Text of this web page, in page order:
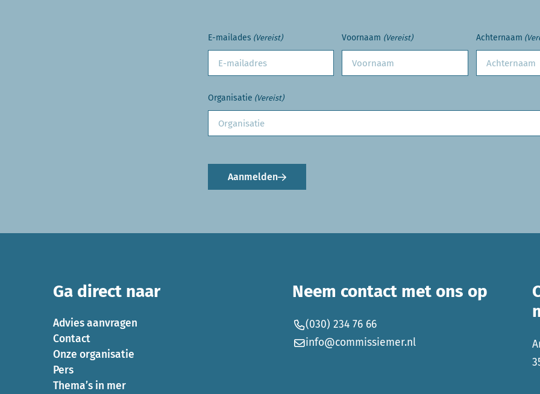
E-mailades (Vereist) Voornaam (Vereist) Achternaam
Organisatie (Vereist)
Aanmelden
Ga direct naar
Advies aanvragen
Contact
Onze organisatie
Pers
Thema’s in mer
Neem contact met ons op
(030) 234 76 66
info@commissiemer.nl